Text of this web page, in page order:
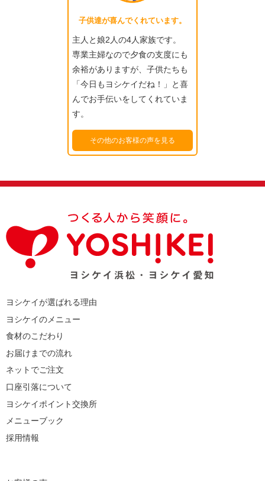
子供達が喜んでくれています。
主人と娘2人の4人家族です。
専業主婦なので夕食の支度にも
余裕がありますが、子供たちも
「今日もヨシケイだね！」と喜
んでお手伝いをしてくれていま
す。
その他のお客様の声を見る
ヨシケイが選ばれる理由
ヨシケイのメニュー
食材のこだわり
お届けまでの流れ
ネットでご注文
口座引落について
ヨシケイポイント交換所
メニューブック
採用情報